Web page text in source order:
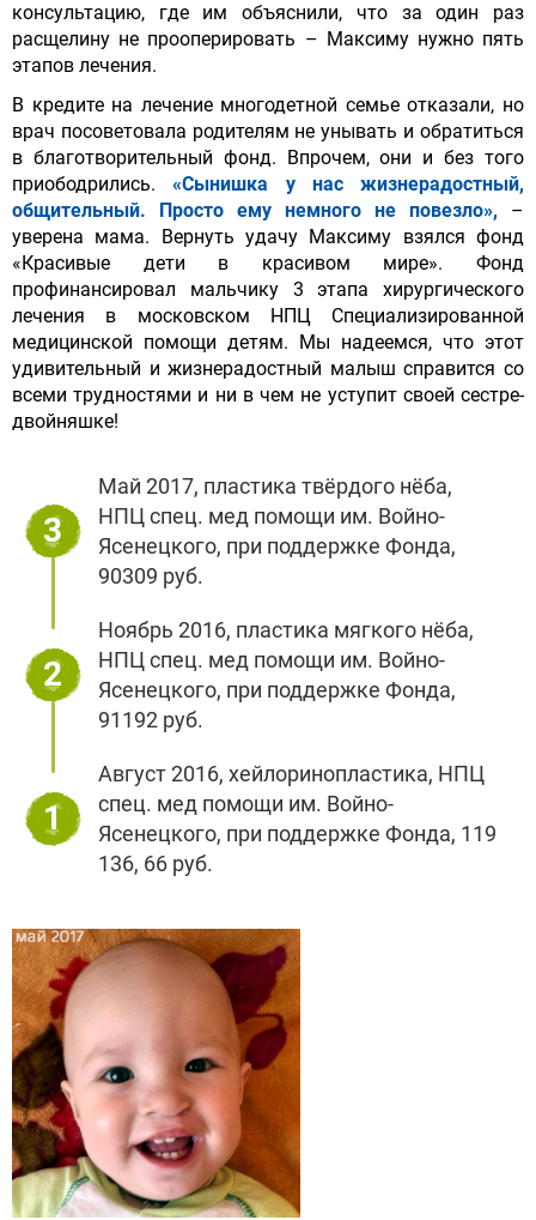
консультацию, где им объяснили, что за один раз
расщелину не прооперировать – Максиму нужно пять
этапов лечения.
В кредите на лечение многодетной семье отказали, но
врач посоветовала родителям не унывать и обратиться
в благотворительный фонд. Впрочем, они и без того
приободрились.«Сынишка у нас жизнерадостный,
общительный. Просто ему немного не повезло»,
–
уверена мама. Вернуть удачу Максиму взялся фонд
«Красивые дети в красивом мире». Фонд
профинансировал мальчику 3 этапа хирургического
лечения в московском НПЦ Специализированной
медицинской помощи детям. Мы надеемся, что этот
удивительный и жизнерадостный малыш справится со
всеми трудностями и ни в чем не уступит своей сестре-
двойняшке!
3
Май 2017, пластика твёрдого нёба,
НПЦ спец. мед помощи им. Войно-
Ясенецкого, при поддержке Фонда,
90309 руб.
2
Ноябрь 2016, пластика мягкого нёба,
НПЦ спец. мед помощи им. Войно-
Ясенецкого, при поддержке Фонда,
91192 руб.
1
Август 2016, хейлоринопластика, НПЦ
спец. мед помощи им. Войно-
Ясенецкого, при поддержке Фонда, 119
136, 66 руб.